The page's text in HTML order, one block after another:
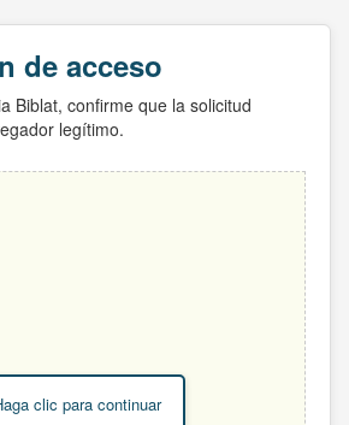
de acceso
Biblat, confirme que la solicitud
legítimo.
clic para continuar